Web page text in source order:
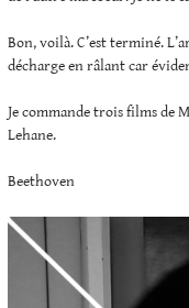
Bon, voilà. C’est terminé.
décharge en râlant car
Je commande trois films de
Lehane.
Beethoven